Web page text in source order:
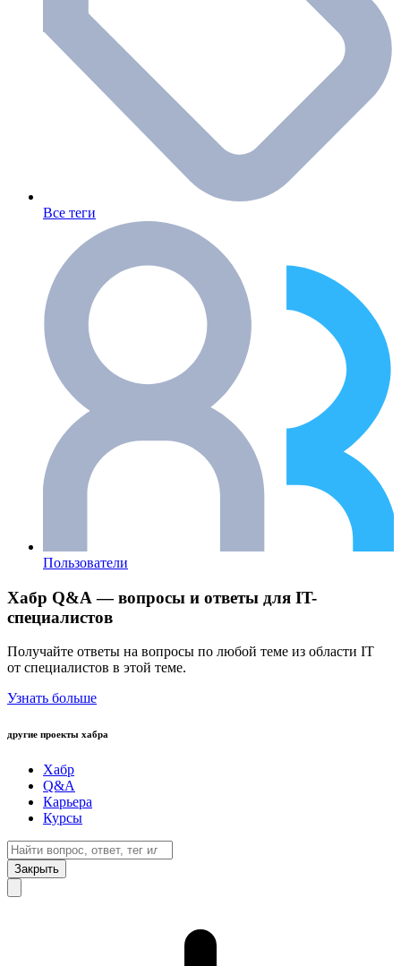
Все теги
Пользователи
Хабр Q&A — вопросы и ответы для IT-
специалистов
Получайте ответы на вопросы по любой теме из области IT
от специалистов в этой теме.
Узнать больше
другие проекты хабра
Хабр
Q&A
Карьера
Курсы
Закрыть